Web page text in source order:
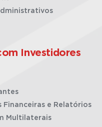
Investidores
Financeiras e Relatórios
Multilaterais